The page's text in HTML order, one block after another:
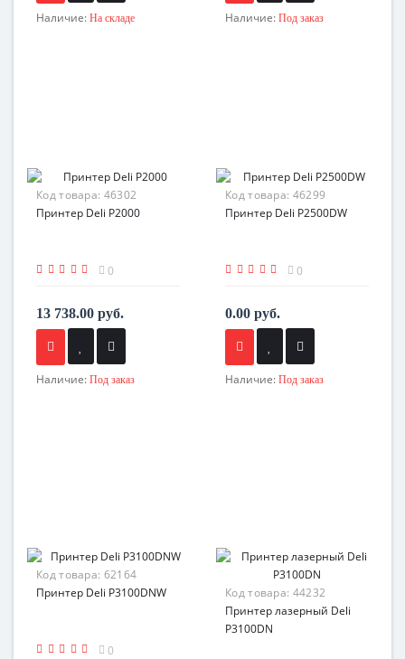
Наличие: На складе Наличие: Под заказ
Код товара: 46302
Принтер Deli P2000
0
13 738.00 руб.
Наличие: Под заказ
Код товара: 46299
Принтер Deli P2500DW
0
0.00 руб.
Наличие: Под заказ
Код товара: 62164
Принтер Deli P3100DNW
0
Код товара: 44232
Принтер лазерный Deli
P3100DN